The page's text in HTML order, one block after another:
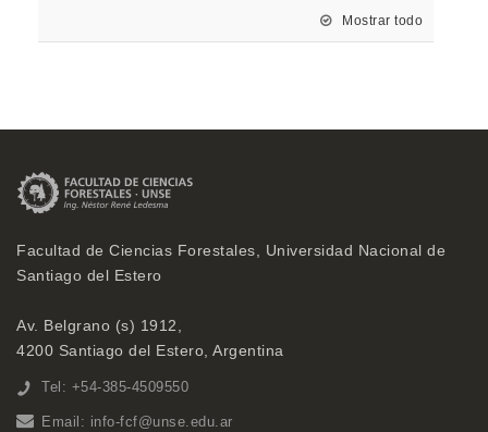
Mostrar todo
Facultad de Ciencias Forestales, Universidad Nacional de
Santiago del Estero
Av. Belgrano (s) 1912,
4200 Santiago del Estero, Argentina
Tel: +54-385-4509550
Email: info-fcf@unse.edu.ar